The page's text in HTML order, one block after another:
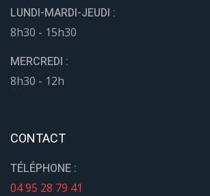
LUNDI-MARDI-JEUDI :
8h30 - 15h30
MERCREDI :
8h30 - 12h
CONTACT
TÉLÉPHONE :
04 95 28 79 41